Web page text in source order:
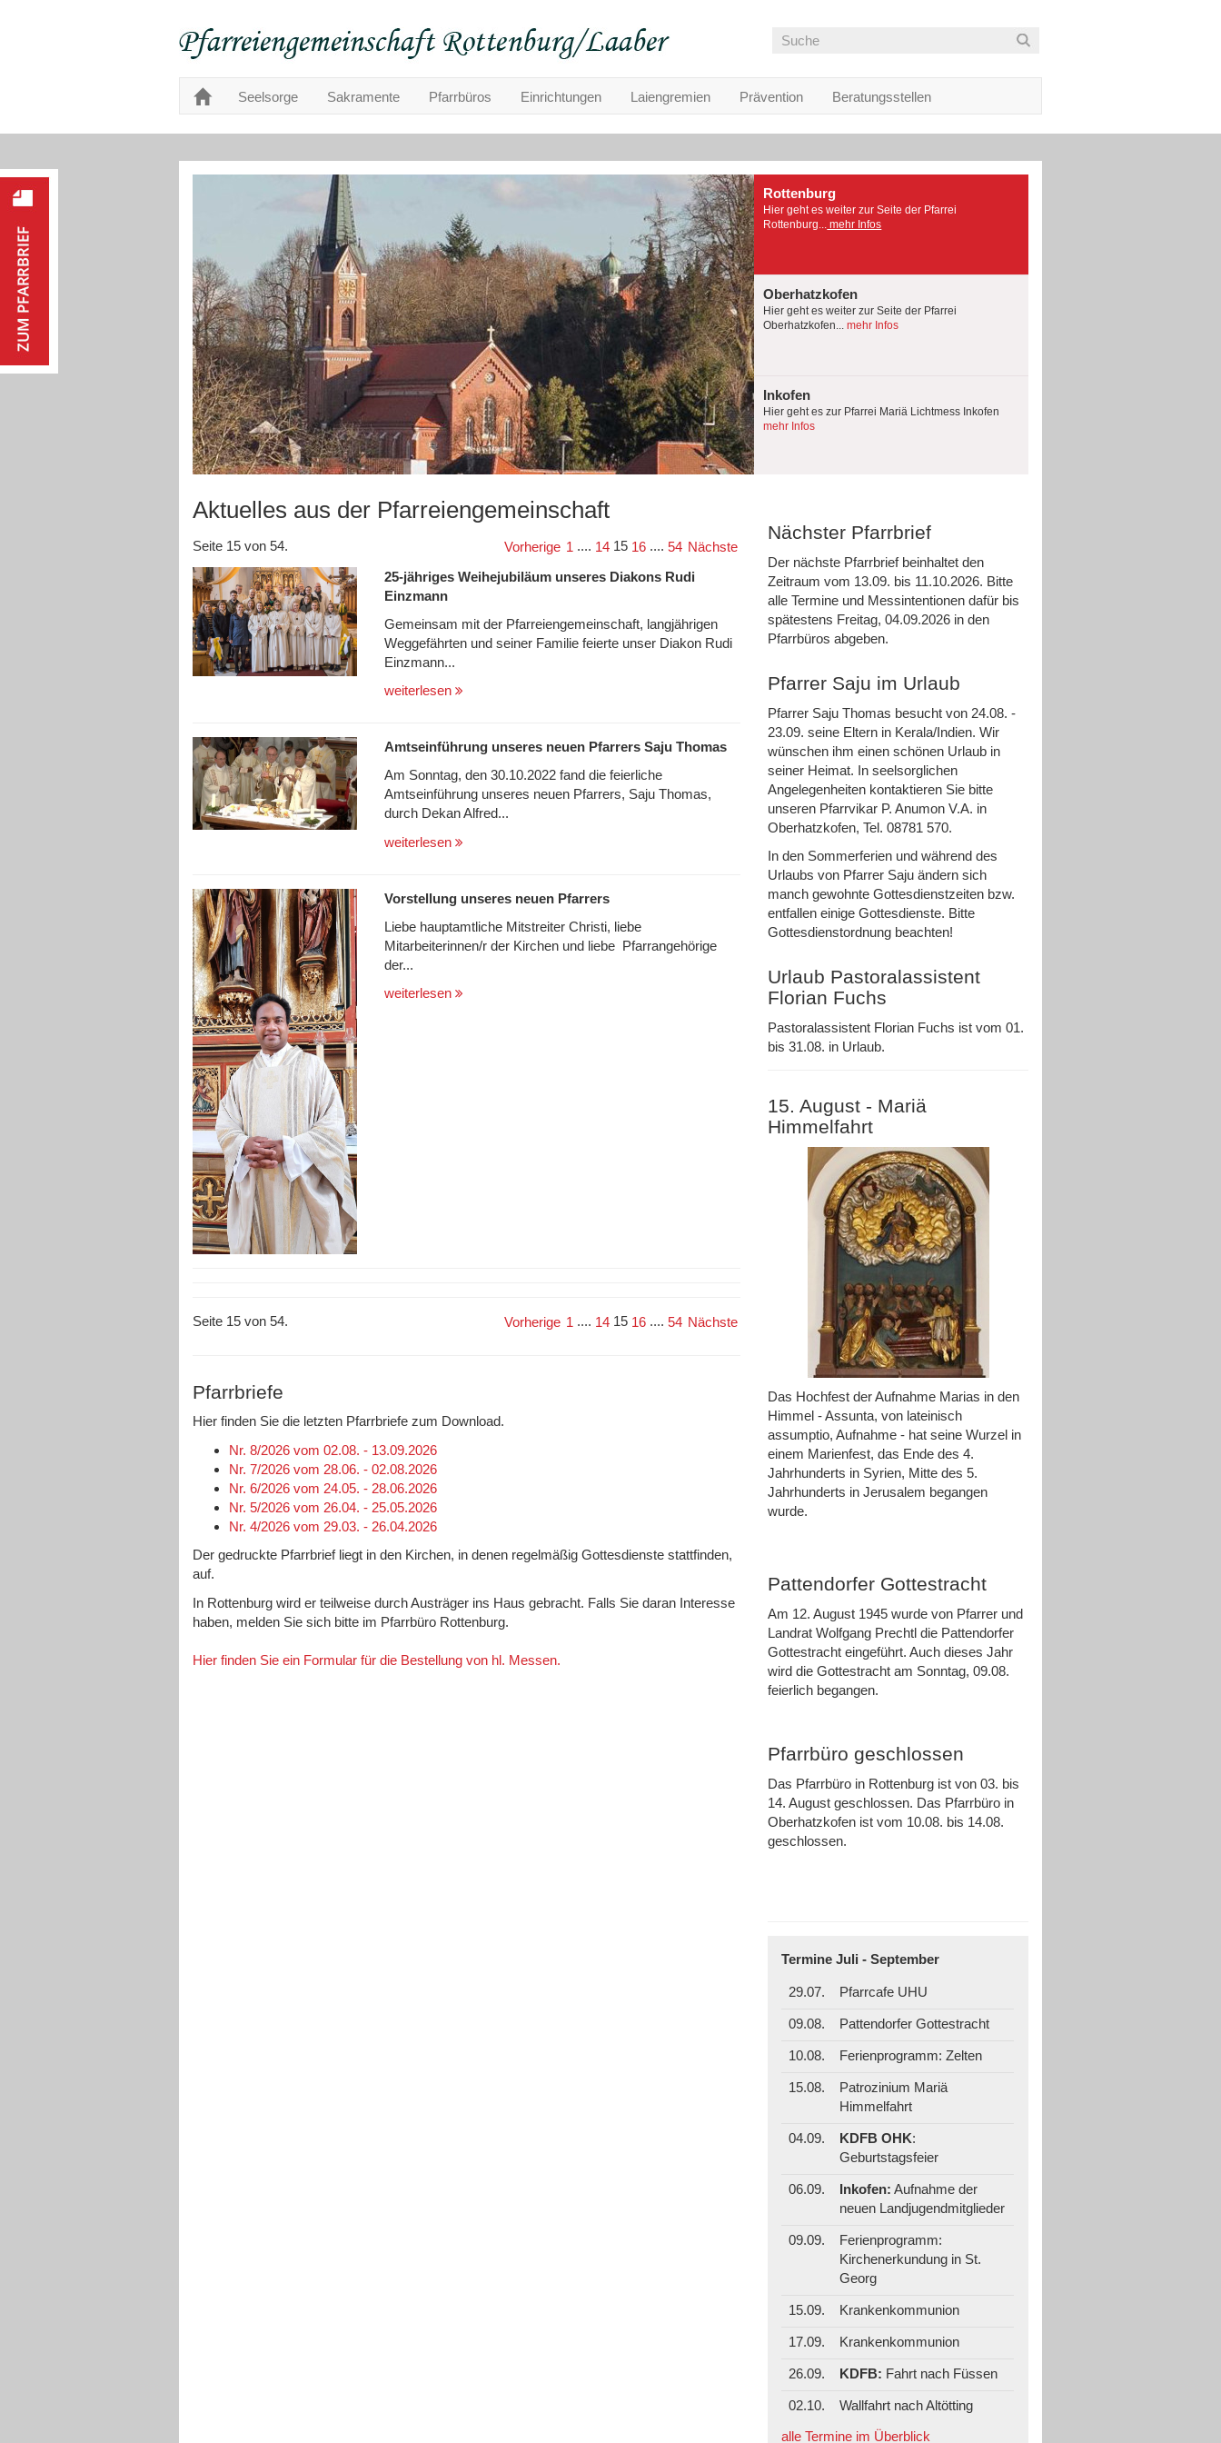
Seelsorge Sakramente Pfarrbüros Einrichtungen Laiengremien Prävention Beratungsstellen
Rottenburg
Hier geht es weiter zur Seite der Pfarrei
Rottenburg... mehr Infos
Oberhatzkofen
Hier geht es weiter zur Seite der Pfarrei
Oberhatzkofen... mehr Infos
Inkofen
Hier geht es zur Pfarrei Mariä Lichtmess Inkofen
mehr Infos
Aktuelles aus der Pfarreiengemeinschaft
Seite 15 von 54. Vorherige 1 .... 14 15 16 .... 54 Nächste
25-jähriges Weihejubiläum unseres Diakons Rudi
Einzmann
Gemeinsam mit der Pfarreiengemeinschaft, langjährigen
Weggefährten und seiner Familie feierte unser Diakon Rudi
Einzmann...
weiterlesen
Amtseinführung unseres neuen Pfarrers Saju Thomas
Am Sonntag, den 30.10.2022 fand die feierliche
Amtseinführung unseres neuen Pfarrers, Saju Thomas,
durch Dekan Alfred...
weiterlesen
Vorstellung unseres neuen Pfarrers
Liebe hauptamtliche Mitstreiter Christi, liebe
Mitarbeiterinnen/r der Kirchen und liebe Pfarrangehörige
der...
weiterlesen
Seite 15 von 54. Vorherige 1 .... 14 15 16 .... 54 Nächste
Pfarrbriefe
Hier finden Sie die letzten Pfarrbriefe zum Download.
Nr. 8/2026 vom 02.08. - 13.09.2026
Nr. 7/2026 vom 28.06. - 02.08.2026
Nr. 6/2026 vom 24.05. - 28.06.2026
Nr. 5/2026 vom 26.04. - 25.05.2026
Nr. 4/2026 vom 29.03. - 26.04.2026
Der gedruckte Pfarrbrief liegt in den Kirchen, in denen regelmäßig Gottesdienste stattfinden,
auf.
In Rottenburg wird er teilweise durch Austräger ins Haus gebracht. Falls Sie daran Interesse
haben, melden Sie sich bitte im Pfarrbüro Rottenburg.
Hier finden Sie ein Formular für die Bestellung von hl. Messen.
Nächster Pfarrbrief
Der nächste Pfarrbrief beinhaltet den
Zeitraum vom 13.09. bis 11.10.2026. Bitte
alle Termine und Messintentionen dafür bis
spätestens Freitag, 04.09.2026 in den
Pfarrbüros abgeben.
Pfarrer Saju im Urlaub
Pfarrer Saju Thomas besucht von 24.08. -
23.09. seine Eltern in Kerala/Indien. Wir
wünschen ihm einen schönen Urlaub in
seiner Heimat. In seelsorglichen
Angelegenheiten kontaktieren Sie bitte
unseren Pfarrvikar P. Anumon V.A. in
Oberhatzkofen, Tel. 08781 570.
In den Sommerferien und während des
Urlaubs von Pfarrer Saju ändern sich
manch gewohnte Gottesdienstzeiten bzw.
entfallen einige Gottesdienste. Bitte
Gottesdienstordnung beachten!
Urlaub Pastoralassistent
Florian Fuchs
Pastoralassistent Florian Fuchs ist vom 01.
bis 31.08. in Urlaub.
15. August - Mariä
Himmelfahrt
Das Hochfest der Aufnahme Marias in den
Himmel - Assunta, von lateinisch
assumptio, Aufnahme - hat seine Wurzel in
einem Marienfest, das Ende des 4.
Jahrhunderts in Syrien, Mitte des 5.
Jahrhunderts in Jerusalem begangen
wurde.
Pattendorfer Gottestracht
Am 12. August 1945 wurde von Pfarrer und
Landrat Wolfgang Prechtl die Pattendorfer
Gottestracht eingeführt. Auch dieses Jahr
wird die Gottestracht am Sonntag, 09.08.
feierlich begangen.
Pfarrbüro geschlossen
Das Pfarrbüro in Rottenburg ist von 03. bis
14. August geschlossen. Das Pfarrbüro in
Oberhatzkofen ist vom 10.08. bis 14.08.
geschlossen.
Termine Juli - September
29.07. Pfarrcafe UHU
09.08. Pattendorfer Gottestracht
10.08. Ferienprogramm: Zelten
15.08.
Patrozinium Mariä
Himmelfahrt
04.09. KDFB OHK:
Geburtstagsfeier
06.09. Inkofen: Aufnahme der
neuen Landjugendmitglieder
09.09.
Ferienprogramm:
Kirchenerkundung in St.
Georg
15.09. Krankenkommunion
17.09. Krankenkommunion
26.09. KDFB: Fahrt nach Füssen
02.10.
Wallfahrt nach Altötting
alle Termine im Überblick